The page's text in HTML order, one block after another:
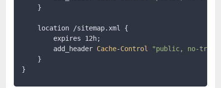
    }
    location /sitemap.xml {
        expires 12h;
        add_header
Cache-Control
"public, no-
    }
}